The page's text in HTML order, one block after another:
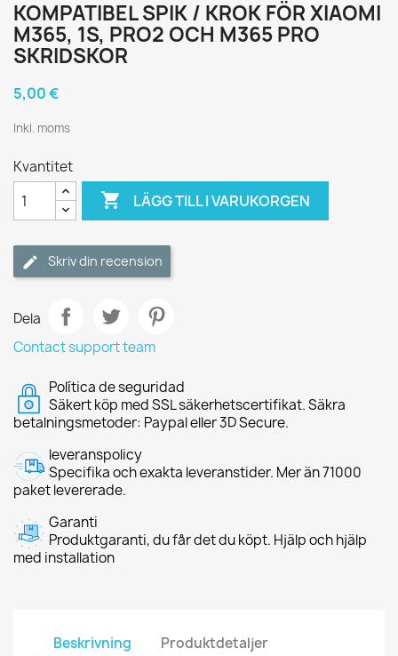
KOMPATIBEL SPIK / KROK FÖR XIAOMI
M365, 1S, PRO2 OCH M365 PRO
SKRIDSKOR
5,00 €
Inkl. moms
Kvantitet
 LÄGG TILL I VARUKORGEN
Skriv din recension
Dela
Contact support team
Política de seguridad
Säkert köp med SSL säkerhetscertifikat. Säkra
betalningsmetoder: Paypal eller 3D Secure.
leveranspolicy
Specifika och exakta leveranstider. Mer än 71000
paket levererade.
Garanti
Produktgaranti, du får det du köpt. Hjälp och hjälp
med installation
Beskrivning Produktdetaljer